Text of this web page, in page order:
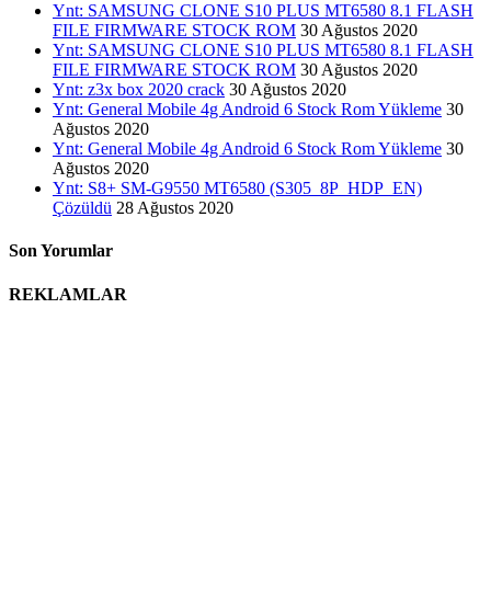
Ynt: SAMSUNG CLONE S10 PLUS MT6580 8.1 FLASH
FILE FIRMWARE STOCK ROM 30 Ağustos 2020
Ynt: SAMSUNG CLONE S10 PLUS MT6580 8.1 FLASH
FILE FIRMWARE STOCK ROM 30 Ağustos 2020
Ynt: z3x box 2020 crack 30 Ağustos 2020
Ynt: General Mobile 4g Android 6 Stock Rom Yükleme 30
Ağustos 2020
Ynt: General Mobile 4g Android 6 Stock Rom Yükleme 30
Ağustos 2020
Ynt: S8+ SM-G9550 MT6580 (S305_8P_HDP_EN)
Çözüldü 28 Ağustos 2020
Son Yorumlar
REKLAMLAR